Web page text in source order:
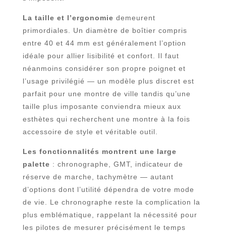
La taille et l’ergonomie demeurent
primordiales. Un diamètre de boîtier compris
entre 40 et 44 mm est généralement l’option
idéale pour allier lisibilité et confort. Il faut
néanmoins considérer son propre poignet et
l’usage privilégié — un modèle plus discret est
parfait pour une montre de ville tandis qu’une
taille plus imposante conviendra mieux aux
esthètes qui recherchent une montre à la fois
accessoire de style et véritable outil.
Les fonctionnalités montrent une large
palette : chronographe, GMT, indicateur de
réserve de marche, tachymètre — autant
d’options dont l’utilité dépendra de votre mode
de vie. Le chronographe reste la complication la
plus emblématique, rappelant la nécessité pour
les pilotes de mesurer précisément le temps